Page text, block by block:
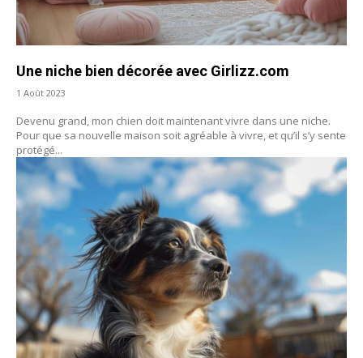
Une niche bien décorée avec Girlizz.com
1 Août 2023
Devenu grand, mon chien doit maintenant vivre dans une niche.
Pour que sa nouvelle maison soit agréable à vivre, et qu’il s’y sente
protégé...